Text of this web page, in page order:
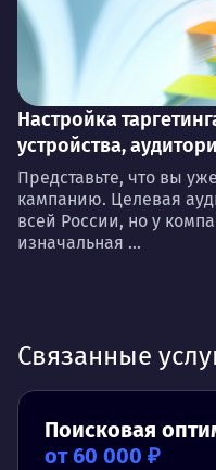
Настройка
устройства,
Представьте, что вы
кампанию. Целевая
всей России, но у
изначальная ...
Связанные
Поисковая
от 60 000 ₽